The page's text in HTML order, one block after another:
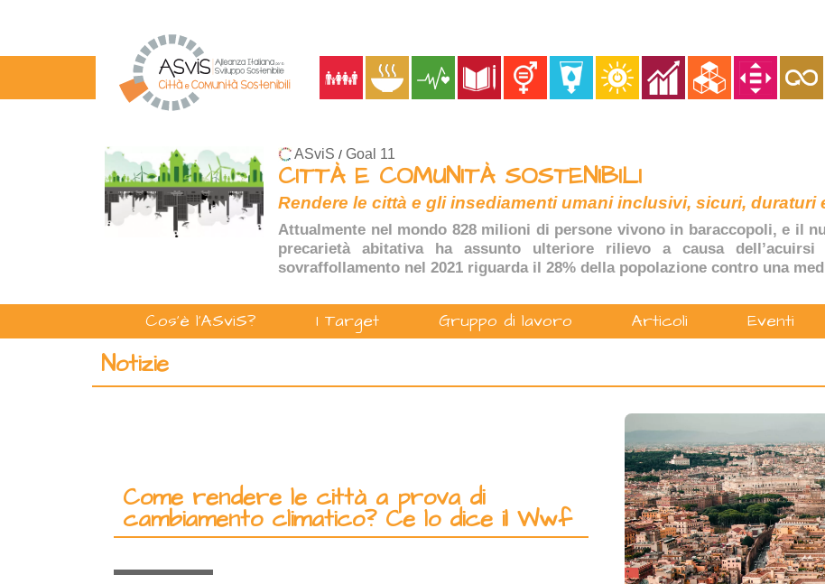
ASviS / Goal 11
CITTÀ E COMUNITÀ SOSTENIBILI
Rendere le città e gli insediamenti umani inclusivi, sicuri, duraturi
Attualmente nel mondo 828 milioni di persone vivono in baraccopoli, e il
precarietà abitativa ha assunto ulteriore rilievo a causa
sovraffollamento nel 2021 riguarda il 28% della popolazione contro una
Cos'è l'ASviS? I Target Gruppo di lavoro Articoli Eventi
Notizie
Come rendere le città a prova di
cambiamento climatico? Ce lo dice il Wwf